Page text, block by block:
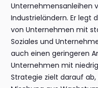
Unternehmensanleihen
Industrieländern. Er legt
von Unternehmen mit
Soziales und
auch einen geringeren
Unternehmen mit
Strategie zielt darauf